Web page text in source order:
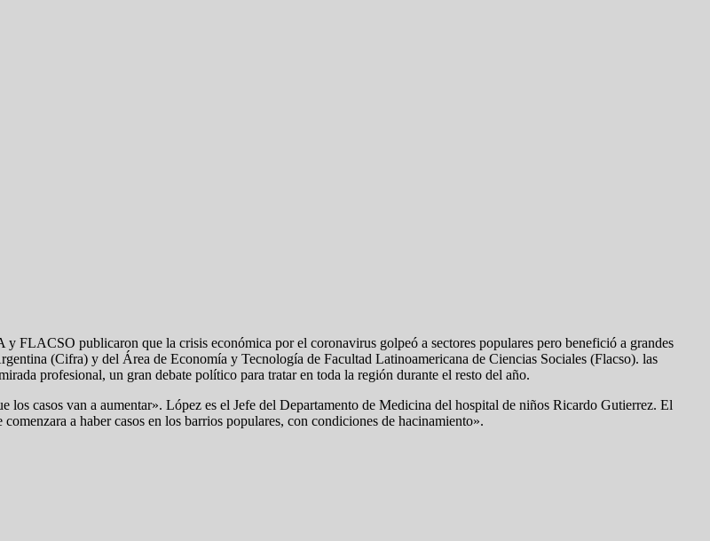
FLACSO publicaron que la crisis económica por el coronavirus golpeó a sectores populares pero benefició a grandes
(Cifra) y del Área de Economía y Tecnología de Facultad Latinoamericana de Ciencias Sociales (Flacso). las
profesional, un gran debate político para tratar en toda la región durante el resto del año.
casos van a aumentar». López es el Jefe del Departamento de Medicina del hospital de niños Ricardo Gutierrez. El
a haber casos en los barrios populares, con condiciones de hacinamiento».